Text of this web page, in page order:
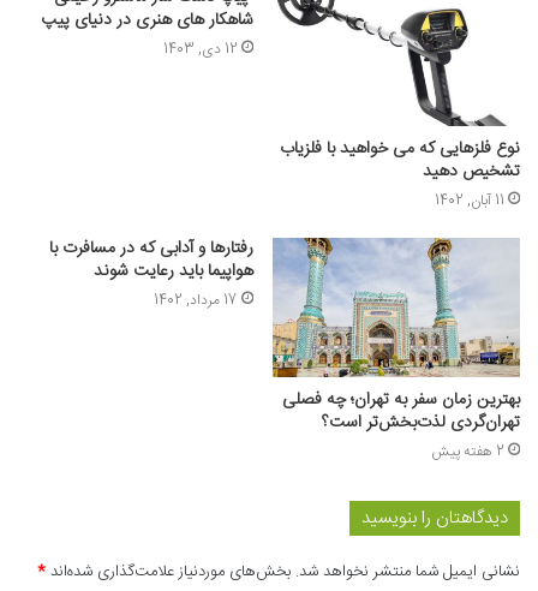
نوع فلزهایی که می‌ خواهید با فلزیاب
تشخیص دهید
11 آبان, 1402
شاهکار های هنری در دنیای پیپ
12 دی, 1403
بهترین زمان سفر به تهران؛ چه فصلی
تهران‌گردی لذت‌بخش‌تر است؟
2 هفته پیش
رفتارها و آدابی که در مسافرت با
هواپیما باید رعایت شوند
17 مرداد, 1402
دیدگاهتان را بنویسید
نشانی ایمیل شما منتشر نخواهد شد. بخش‌های موردنیاز علامت‌گذاری شده‌اند*